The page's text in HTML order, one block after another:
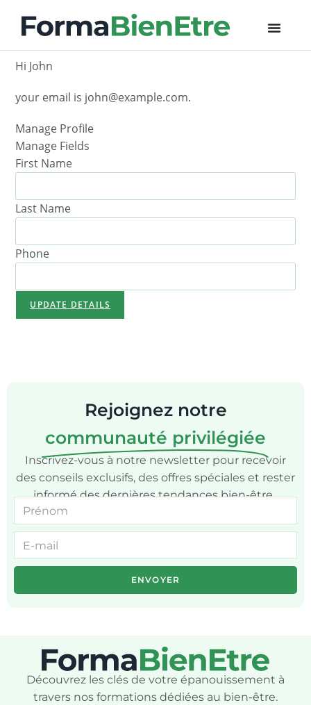
Hi John
your email is john@example.com.
Manage Profile
Manage Fields
First Name
Last Name
Phone
UPDATE DETAILS
Rejoignez notre
communauté privilégiée
Inscrivez-vous à notre newsletter pour recevoir
des conseils exclusifs, des offres spéciales et rester
informé des dernières tendances bien-être.
ENVOYER
Découvrez les clés de votre épanouissement à
travers nos formations dédiées au bien-être.